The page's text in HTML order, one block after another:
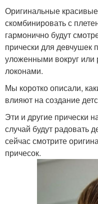
Оригинальные
скомбинировать с
гармонично будут
прически для девчушек
уложенными вокруг
локонами.
Мы коротко описали,
влияют на создание
Эти и другие прически
случай будут радовать
сейчас смотрите
причесок.